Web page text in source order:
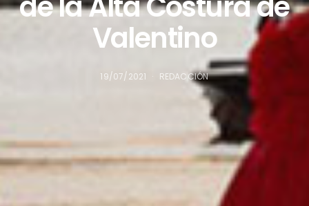
Valentino
19/07/2021 REDACCIÓN